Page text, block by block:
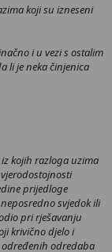
koji su izneseni
i u vezi s ostalim
li je neka činjenica
kojih razloga uzima
prijedloge
svjedok ili
pri rješavanju
krivično djelo i
odredaba